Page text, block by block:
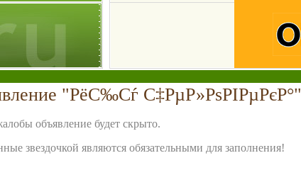
"РёС‰Сѓ С‡РµР»РѕРІРµРєР°"
объявление будет скрыто.
звездочкой являются обязательными для заполнения!